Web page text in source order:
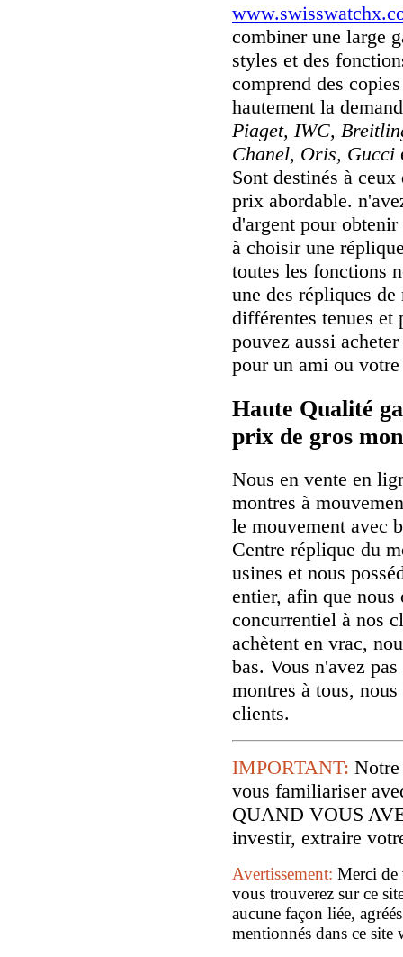
combiner une large
styles et des
comprend des
hautement la
Piaget, IWC,
Chanel, Oris, Gucci
Sont destinés à
prix abordable.
d'argent pour
à choisir une
toutes les fonctions
une des répliques
différentes tenues et
pouvez aussi
pour un ami ou
Haute Qualité
prix de gros
Nous en vente en
montres à
le mouvement avec
Centre réplique du
usines et nous
entier, afin que
concurrentiel à nos
achètent en vrac,
bas. Vous n'avez
montres à tous,
clients.
IMPORTANT:
vous familiariser
QUAND VOUS
investir, extraire
Avertissement: Merci de
vous trouverez sur ce
aucune façon liée,
mentionnés dans ce site